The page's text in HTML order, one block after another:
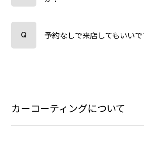
予約なしで来店してもいいで
カーコーティングについて